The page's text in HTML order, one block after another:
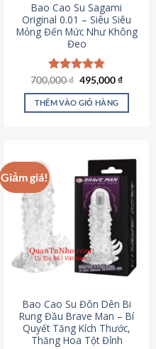
Bao Cao Su Sagami
Original 0.01 – Siêu Siêu
Mỏng Đến Mức Như Không
Đeo
Được xếp
hạng4.83
5 sao
700,000₫ Giá
là:
700,000 ₫.
495,000₫Giá
tại
THÊM VÀO GIỎ HÀNG
Giảm giá!
Bao Cao Su Đôn Dên Bi
Rung Đầu Brave Man – Bí
Quyết Tăng Kích Thước,
Thăng Hoa Tột Đỉnh